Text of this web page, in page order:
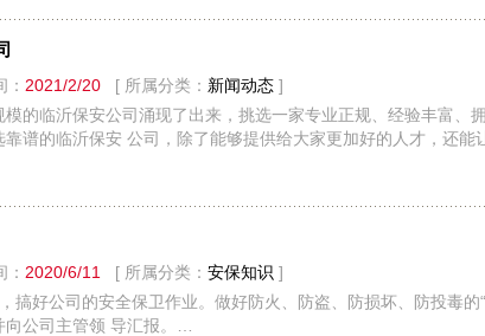
2021/2/20[ 所属分类： 新闻动态]
的临沂保安公司涌现了出来，挑选一家专业正规、经验丰富、
谱的临沂保安 公司，除了能够提供给大家更加好的人才，还能
2020/6/11 [ 所属分类： 安保知识 ]
搞好公司的安全保卫作业。做好防火、防盗、防损坏、防投毒的
公司主管领 导汇报。…